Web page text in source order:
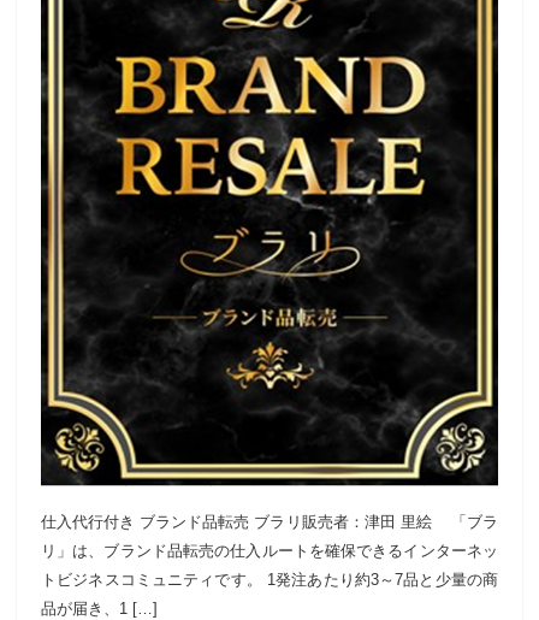
仕入代行付き ブランド品転売 ブラリ販売者：津田 里絵 「ブラ
リ」は、ブランド品転売の仕入ルートを確保できるインターネッ
トビジネスコミュニティです。 1発注あたり約3～7品と少量の商
品が届き、1 […]